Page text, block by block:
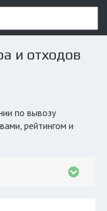
и отходов
рейтингом и